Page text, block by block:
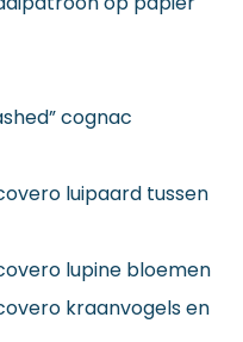
cognac
luipaard tussen
lupine bloemen
kraanvogels en